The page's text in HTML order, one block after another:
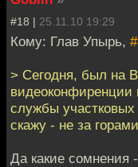
#18 | 25.11.10 19:29
Кому: Глав Упырь,
> Сегодня, был на
видеоконфиренции
службы
скажу - не за
Да какие сомнения